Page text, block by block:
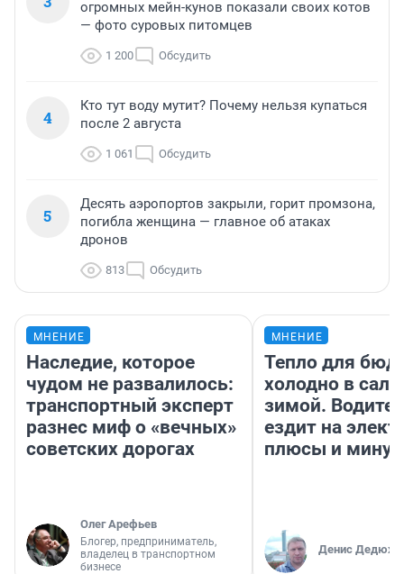
огромных мейн-кунов показали своих котов
— фото суровых питомцев
1 200 Обсудить
4
Кто тут воду мутит? Почему нельзя купаться
после 2 августа
1 061 Обсудить
5
Десять аэропортов закрыли, горит промзона,
погибла женщина — главное об атаках
дронов
813 Обсудить
МНЕНИЕ
Наследие, которое
чудом не развалилось:
транспортный эксперт
разнес миф о «вечных»
советских дорогах
Олег Арефьев
Блогер, предприниматель,
владелец в транспортном
бизнесе
МНЕНИЕ
Тепло для
холодно в
зимой.
ездит на
плюсы и
Денис